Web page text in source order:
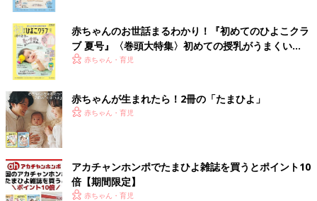
赤ちゃんのお世話まるわかり！『初めてのひよこクラ
ブ 夏号』〈巻頭大特集〉初めての授乳がうまくい
く！ おっぱい・ミルクの基本と夏のトラブル 解決テ
赤ちゃん・育児
赤ちゃんが生まれたら！2冊の「たまひよ」
赤ちゃん・育児
アカチャンホンポでたまひよ雑誌を買うとポイント10
倍【期間限定】
赤ちゃん・育児